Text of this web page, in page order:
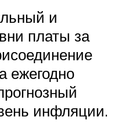
и
платы за
ежегодно
инфляции.